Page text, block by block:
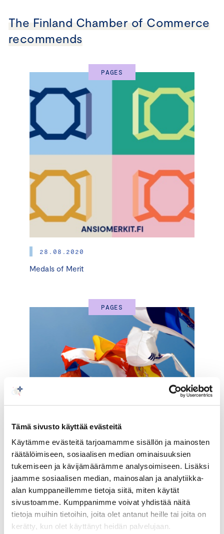
Tämä sivusto käyttää evästeitä
Käytämme evästeitä tarjoamamme sisällön ja mainosten
räätälöimiseen, sosiaalisen median ominaisuuksien
tukemiseen ja kävijämäärämme analysoimiseen. Lisäksi
jaamme sosiaalisen median, mainosalan ja analytiikka-
alan kumppaneillemme tietoja siitä, miten käytät
sivustoamme. Kumppanimme voivat yhdistää näitä
tietoja muihin tietoihin, joita olet antanut heille tai joita on
kerätty, kun olet käyttänyt heidän palvelujaan.
The Finland Chamber of Commerce
recommends
PAGES
28.08.2020
Medals of Merit
PAGES
13.08.2020
International markets and networks